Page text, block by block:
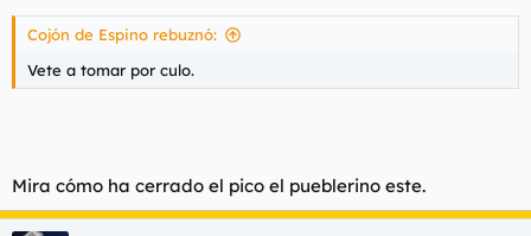
Cojón de Espino rebuznó:
Vete a tomar por culo.
Mira cómo ha cerrado el pico el pueblerino este.